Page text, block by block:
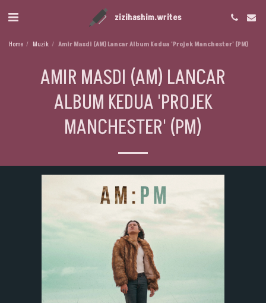
zizihashim.writes
Home Muzik Amir Masdi (AM) Lancar Album Kedua 'Projek Manchester' (PM)
AMIR MASDI (AM) LANCAR
ALBUM KEDUA 'PROJEK
MANCHESTER' (PM)